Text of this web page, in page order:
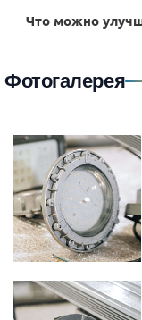
Что можно
Фотогалерея